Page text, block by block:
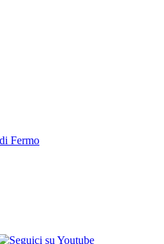
Fermo